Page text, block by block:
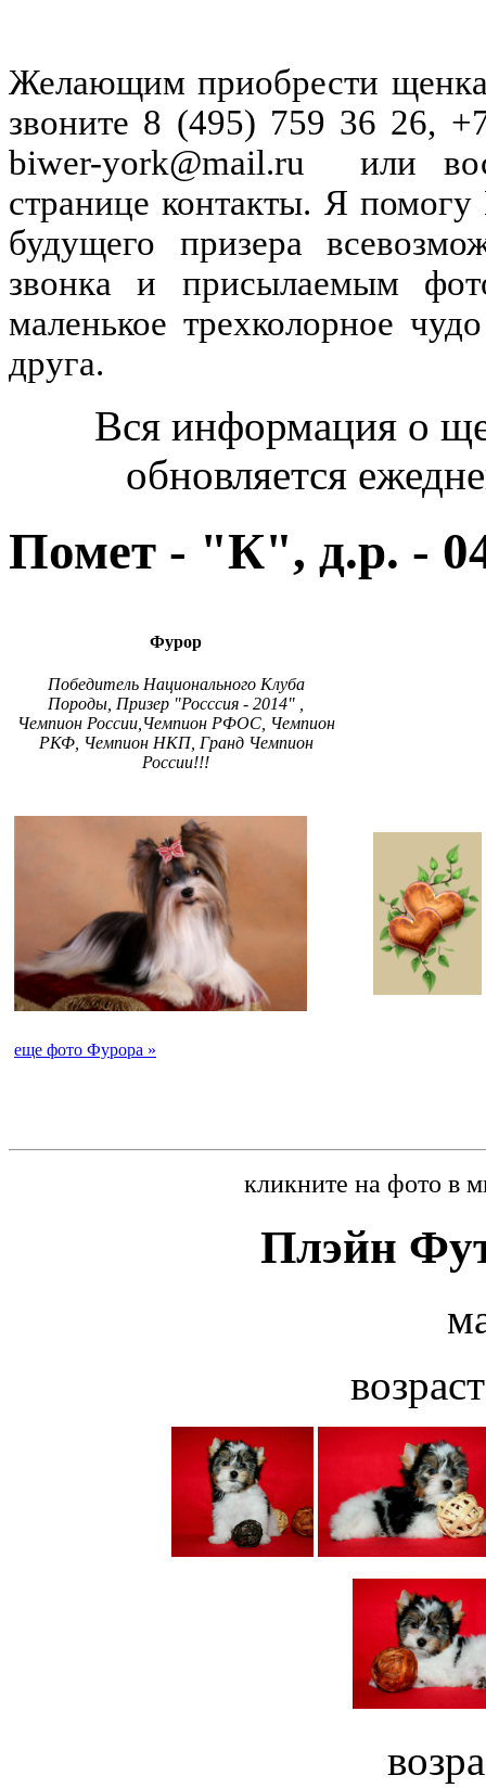
Желающим приобрести щенка
звоните 8 (495) 759 36 26,
biwer-york@mаil.ru
или
странице контакты. Я помогу
будущего призера
звонка и присылаемым
маленькое трехколорное
друга.
Вся информация о
обновляется
Помет - "К", д.р. -
Фурор
Победитель Национального Клуба
Породы, Призер "Росссия - 2014" ,
Чемпион России,Чемпион РФОС, Чемпион
РКФ, Чемпион НКП, Гранд Чемпион
России!!!
еще фото Фурора »
кликните на фото в
Плэйн